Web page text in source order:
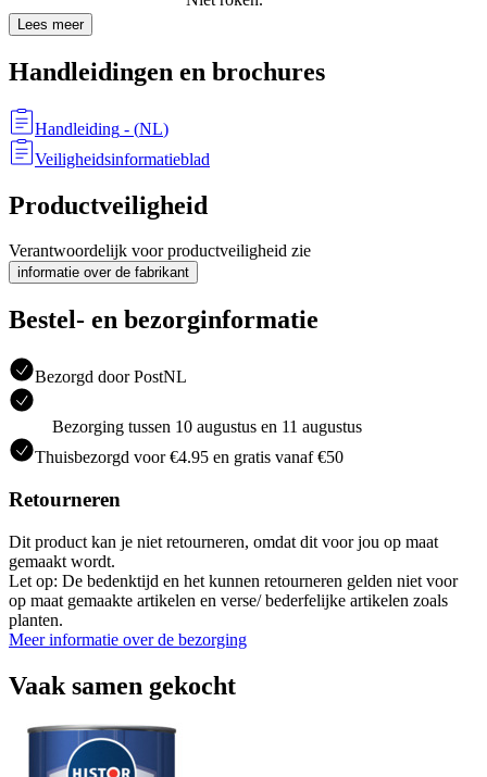
Lees meer
Handleidingen en brochures
Handleiding - (NL)
Veiligheidsinformatieblad
Productveiligheid
Verantwoordelijk voor productveiligheid zie
informatie over de fabrikant
Bestel- en bezorginformatie
Bezorgd door PostNL
Bezorging tussen 10 augustus en 11 augustus
Thuisbezorgd voor €4.95 en gratis vanaf €50
Retourneren
Dit product kan je niet retourneren, omdat dit voor jou op maat
gemaakt wordt.
Let op: De bedenktijd en het kunnen retourneren gelden niet voor
op maat gemaakte artikelen en verse/ bederfelijke artikelen zoals
planten.
Meer informatie over de bezorging
Vaak samen gekocht